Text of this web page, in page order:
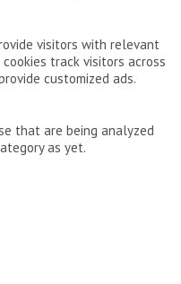
visitors with relevant
track visitors across
customized ads.
that are being analyzed
as yet.